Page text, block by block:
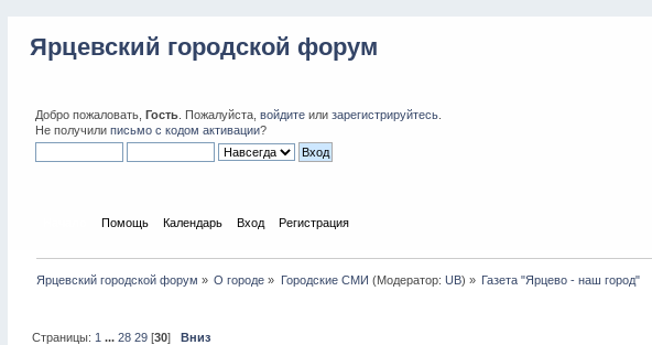
Ярцевский городской форум
Добро пожаловать, Гость. Пожалуйста, войдитеили зарегистрируйтесь.
Не получили письмо с кодом активации?
Помощь Календарь Вход Регистрация
Ярцевский городской форум » О городе » Городские СМИ (Модератор: UB) » Газета "Ярцево - наш город"
Страницы: 1 ... 28 29[30] Вниз